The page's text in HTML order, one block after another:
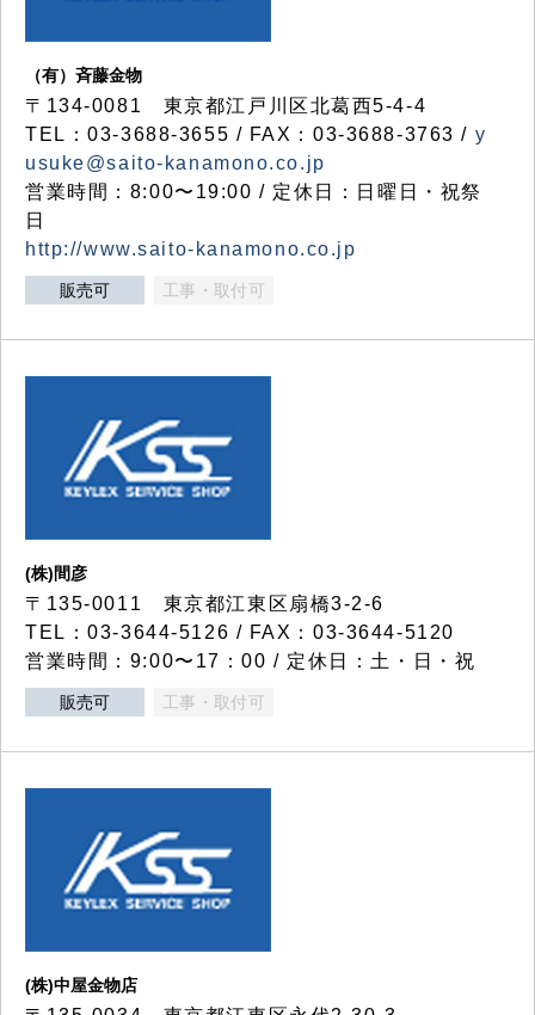
（有）斉藤金物
〒134-0081 東京都江戸川区北葛西5-4-4
TEL：03-3688-3655 / FAX：03-3688-3763 / y
usuke@saito-kanamono.co.jp
営業時間：8:00〜19:00 / 定休日：日曜日・祝祭
日
http://www.saito-kanamono.co.jp
販売可 工事・取付可
(株)間彦
〒135-0011 東京都江東区扇橋3-2-6
TEL：03-3644-5126 / FAX：03-3644-5120
営業時間：9:00〜17：00 / 定休日：土・日・祝
販売可 工事・取付可
(株)中屋金物店